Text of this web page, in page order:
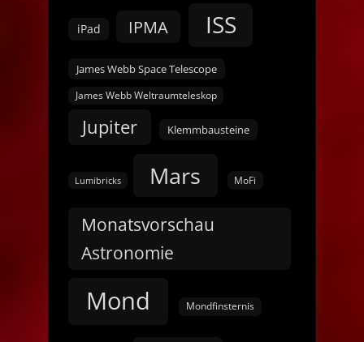
iPad IPMA ISS
James Webb Space Telescope
James Webb Weltraumteleskop
Jupiter Klemmbausteine
Lumibricks Mars MoFi
Monatsvorschau
Astronomie
Mond Mondfinsternis